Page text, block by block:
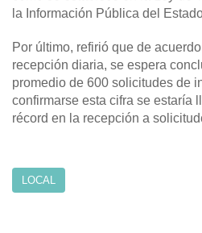
la Información Pública del
Por último, refirió que de
recepción diaria, se espera
promedio de 600 solicitudes de
confirmarse esta cifra se estaría
récord en la recepción a
LOCAL